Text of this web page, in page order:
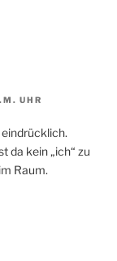
UHR
da kein „ich“ zu
Raum.